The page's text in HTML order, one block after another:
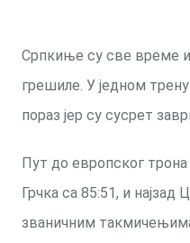
Српкиње су све време
грешиле. У једном
пораз јер су сусрет
Пут до европског трона
Грчка са 85:51, и
званичним